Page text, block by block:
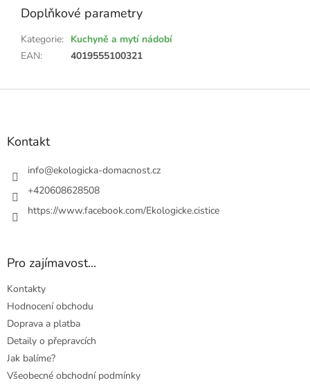
Doplňkové parametry
Kategorie: Kuchyně a mytí nádobí
EAN: 4019555100321
Z
Kontakt
info@ekologicka-domacnost.cz
+420608628508
https://www.facebook.com/Ekologicke.cistice
Pro zajímavost...
Kontakty
Hodnocení obchodu
Doprava a platba
Detaily o přepravcích
Jak balíme?
Všeobecné obchodní podmínky